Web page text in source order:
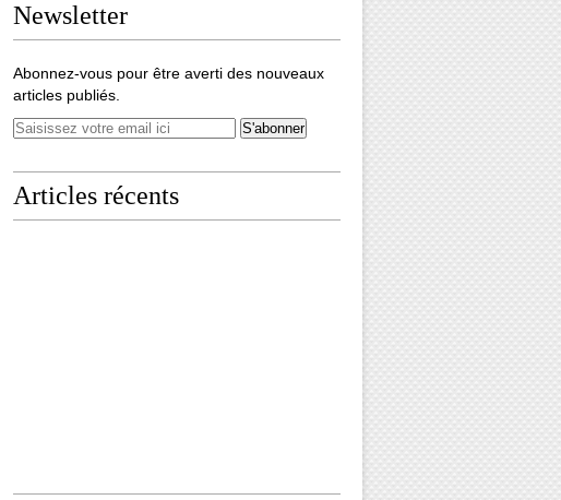
Newsletter
Abonnez-vous pour être averti des nouveaux
articles publiés.
Articles récents